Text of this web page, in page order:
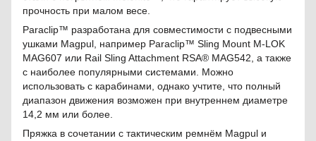
прочность при малом весе.
Paraclip™ разработана для совместимости с подвесными
ушками Magpul, например Paraclip™ Sling Mount M-LOK
MAG607 или Rail Sling Attachment RSA® MAG542, а также
с наиболее популярными системами. Можно
использовать с карабинами, однако учтите, что полный
диапазон движения возможен при внутреннем диаметре
14,2 мм или более.
Пряжка в сочетании с тактическим ремнём Magpul и